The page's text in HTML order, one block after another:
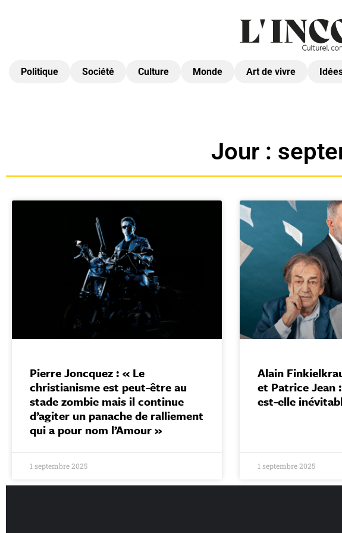
Politique Société Culture Monde Art de vivre
Jour :
Pierre Joncquez : « Le
christianisme est peut-être au
stade zombie mais il continue
d’agiter un panache de ralliement
qui a pour nom l’Amour »
1 septembre 2025
Alain
et Patrice Jean
est-elle
1 septembre 2025